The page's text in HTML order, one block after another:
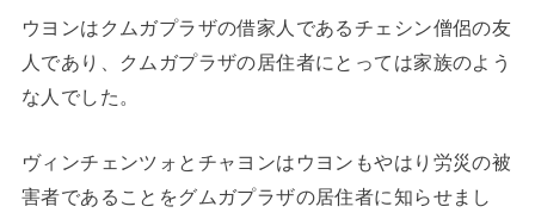
ウヨンはクムガプラザの借家人であるチェシン僧侶の友
人であり、クムガプラザの居住者にとっては家族のよう
な人でした。
ヴィンチェンツォとチャヨンはウヨンもやはり労災の被
害者であることをグムガプラザの居住者に知らせまし